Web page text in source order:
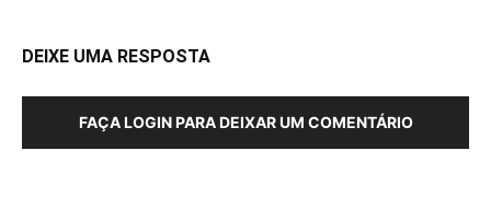
DEIXE UMA RESPOSTA
FAÇA LOGIN PARA DEIXAR UM COMENTÁRIO